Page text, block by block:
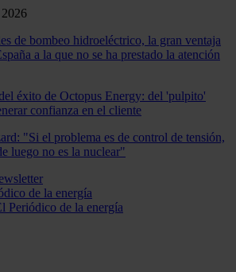
2026
de bombeo hidroeléctrico, la gran ventaja
a la que no se ha prestado la atención
éxito de Octopus Energy: del 'pulpito'
confianza en el cliente
"Si el problema es de control de tensión,
luego no es la nuclear"